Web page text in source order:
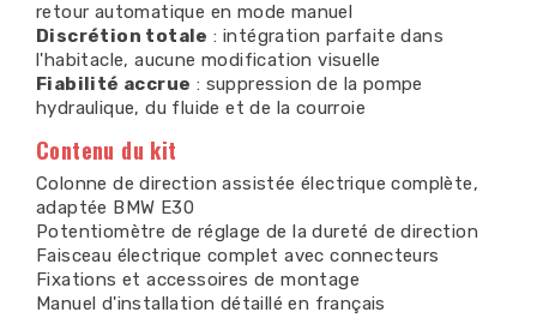
retour automatique en mode manuel
Discrétion totale : intégration parfaite dans
l'habitacle, aucune modification visuelle
Fiabilité accrue : suppression de la pompe
hydraulique, du fluide et de la courroie
Contenu du kit
Colonne de direction assistée électrique complète,
adaptée BMW E30
Potentiomètre de réglage de la dureté de direction
Faisceau électrique complet avec connecteurs
Fixations et accessoires de montage
Manuel d'installation détaillé en français